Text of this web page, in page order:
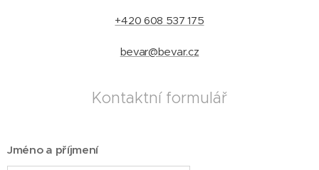
+420 608 537 175
bevar@bevar.cz
Kontaktní formulář
Jméno a příjmení